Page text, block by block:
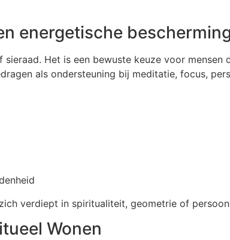
energetische
Het is een bewuste keuze voor
als ondersteuning bij meditatie, focus,
verdiept in spiritualiteit, geometrie of
Wonen